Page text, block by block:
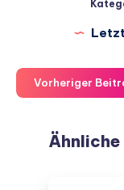
Vorheriger